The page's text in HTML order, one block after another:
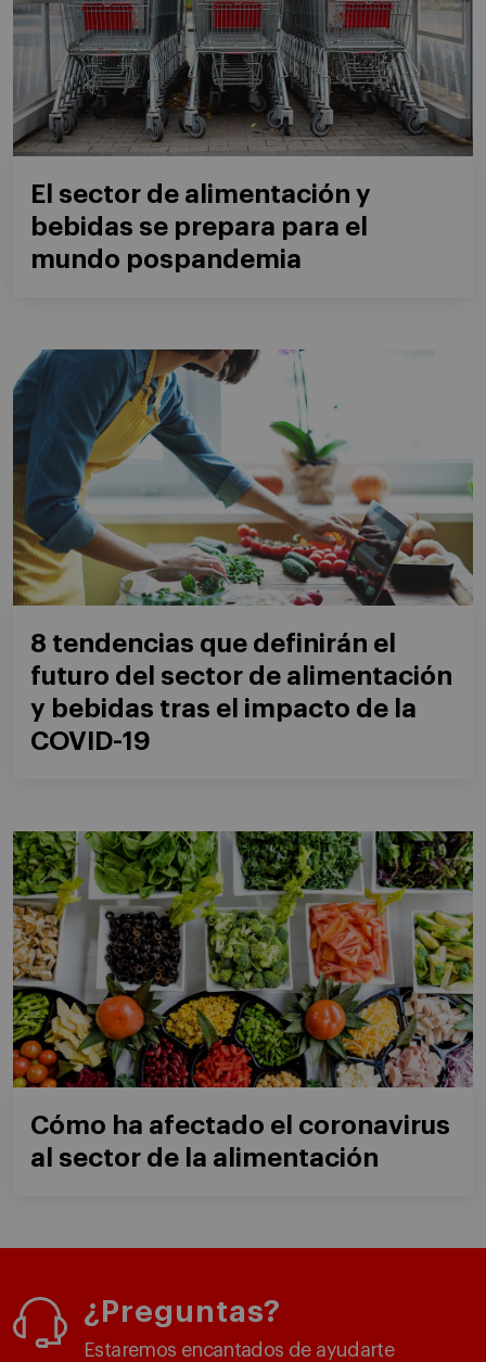
El sector de alimentación y
bebidas se prepara para el
mundo pospandemia
8 tendencias que definirán el
futuro del sector de alimentación
y bebidas tras el impacto de la
COVID-19
Cómo ha afectado el coronavirus
al sector de la alimentación
¿Preguntas?
Estaremos encantados de ayudarte